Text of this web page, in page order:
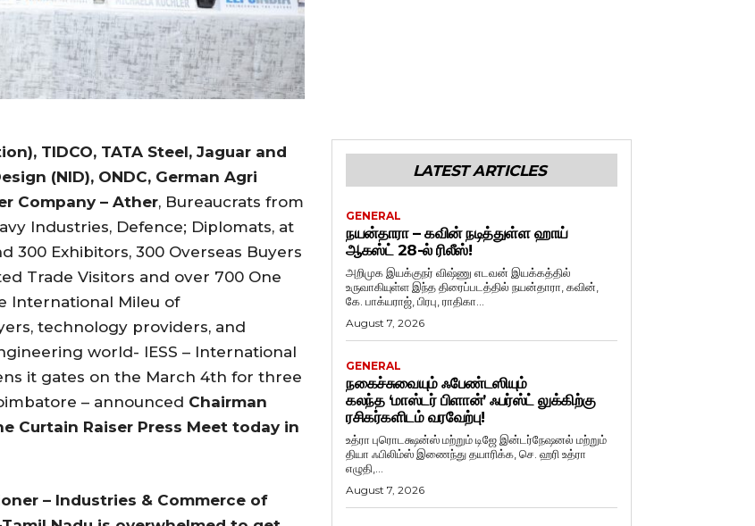
TIDCO, TATA Steel, Jaguar and
(NID), ONDC, German Agri
Company – Ather, Bureaucrats from
Industries, Defence; Diplomats, at
300 Exhibitors, 300 Overseas Buyers
Trade Visitors and over 700 One
International Mileu of
technology providers, and
world- IESS – International
it gates on the March 4th for three
– announced Chairman
Curtain Raiser Press Meet today in
– Industries & Commerce of
LATEST ARTICLES
GENERAL
நயன்தாரா – கவின் நடித்துள்ள ஹாய்
ஆகஸ்ட் 28-ல் ரிலீஸ்!
அறிமுக இயக்குநர் விஷ்ணு எடவன் இயக்கத்தில்
உருவாகியுள்ள இந்த திரைப்படத்தில் நயன்தாரா, கவின்,
கே. பாக்யராஜ், பிரபு, ராதிகா...
August 7, 2026
GENERAL
நகைச்சுவையும் ஃபேண்டஸியும்
கலந்த ‘மாஸ்டர் பிளான்’ ஃபர்ஸ்ட் லுக்கிற்கு
ரசிகர்களிடம் வரவேற்பு!
உத்ரா புரொடக்ஷன்ஸ் மற்றும் டிஜே இன்டர்நேஷனல் மற்றும்
தியா ஃபிலிம்ஸ் இணைந்து தயாரிக்க, செ. ஹரி உத்ரா
எழுதி,...
August 7, 2026